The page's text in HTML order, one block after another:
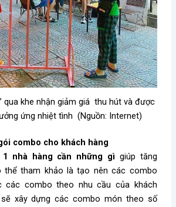
qua khe nhận giảm giá thu hút và được
ứng nhiệt tình (Nguồn: Internet)
combo cho khách hàng
1 nhà hàng cần những gì giúp tăng
thể tham khảo là tạo nên các combo
các combo theo nhu cầu của khách
sẽ xây dựng các combo món theo số